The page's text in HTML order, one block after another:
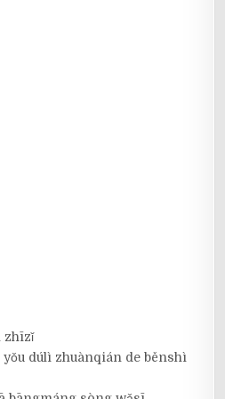
zhīzǐ
dúlì zhuànqián de běnshì